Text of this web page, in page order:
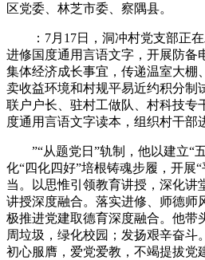
区党委、林芝市委、察隅县。
：7月17日，洞冲村党支部正在
进修国度通用言语文字，开展防备
集体经济成长事宜，传递温室大棚
卖收益环境和村规平易近约积分制
联户户长、驻村工做队、村科技专
度通用言语文字读本，组织村干部
”“从题党日”轨制，他以建立“
化“四化四好”培根铸魂步履，开展
当。以思惟引领教育讲授，深化讲
讲授深度融合。落实进修、师德师
极推进党建取德育深度融合。他带
周垃圾，绿化校园；发扬艰辛奋斗
初心服膺，爱党爱教，不竭提拔党